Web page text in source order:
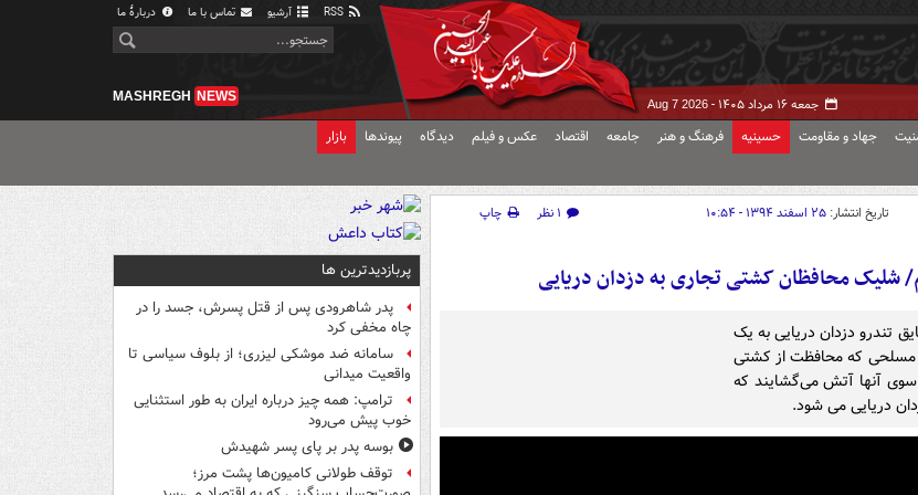
آرشیو تماس با ما دربارهٔ ما
جمعه ۱۶ مرداد ۱۴۰۵ - Aug 7 2026
MASHREGH NEWS
جهاد و مقاومت حسینیه فرهنگ و هنر جامعه اقتصاد عکس و فیلم دیدگاه پیوندها بازار
تاریخ انتشار: ۲۵ اسفند ۱۳۹۴ - ۱۰:۵۴ ۱ نظر
چاپ
شلیک محافظان کشتی‌ تجاری به دزدان دریایی
تندرو دزدان دریایی به یک
مسلحی که محافظت از کشتی
سوی آنها آتش می‌گشایند که
دریایی می شود.
پربازدیدترین ها
پدر شاهرودی پس از قتل پسرش، جسد را در
چاه مخفی کرد
سامانه ضد موشکی لیزری؛ از بلوف سیاسی تا
واقعیت میدانی
ترامپ: همه چیز درباره ایران به طور استثنایی
خوب پیش می‌رود
بوسه‌ پدر بر پای پسر شهیدش
توقف طولانی کامیون‌ها پشت مرز؛